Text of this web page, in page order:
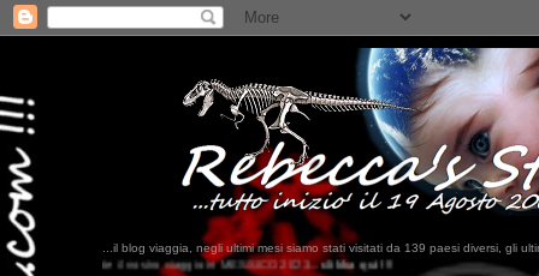
...il blog viaggia, negli ultimi mesi siamo stati visitati da 139 paesi diversi, gli
MESSICO 2023...clikka qui !!!